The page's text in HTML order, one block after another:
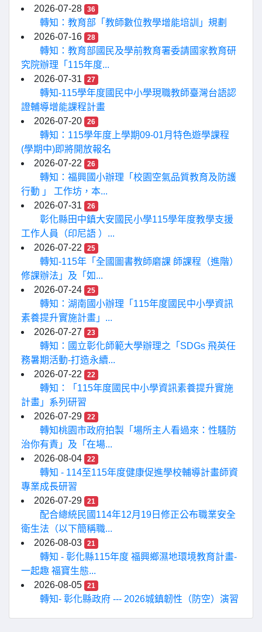
2026-07-28
36
轉知：教育部「教師數位教學增能培訓」規劃
2026-07-16
28
轉知：教育部國民及學前教育署委請國家教育研
究院辦理「115年度...
2026-07-31
27
轉知-115學年度國民中小學現職教師臺灣台語認
證輔導增能課程計畫
2026-07-20
26
轉知：115學年度上學期09-01月特色遊學課程
(學期中)即將開放報名
2026-07-22
26
轉知：福興國小辦理「校園空氣品質教育及防護
行動 」 工作坊，本...
2026-07-31
26
彰化縣田中鎮大安國民小學115學年度教學支援
工作人員（印尼語 ）...
2026-07-22
25
轉知-115年「全國圖書教師磨課 師課程（進階）
修課辦法」及「如...
2026-07-24
25
轉知：湖南國小辦理「115年度國民中小學資訊
素養提升實施計畫」...
2026-07-27
23
轉知：國立彰化師範大學辦理之「SDGs 飛英任
務暑期活動-打造永續...
2026-07-22
22
轉知：「115年度國民中小學資訊素養提升實施
計畫」系列研習
2026-07-29
22
轉知桃園市政府拍製「場所主人看過來：性騷防
治你有責」及「在場...
2026-08-04
22
轉知 - 114至115年度健康促進學校輔導計畫師資
專業成長研習
2026-07-29
21
配合總統民國114年12月19日修正公布職業安全
衛生法（以下簡稱職...
2026-08-03
21
轉知 - 彰化縣115年度 福興鄉濕地環境教育計畫-
一起趣 福寶生態...
2026-08-05
21
轉知- 彰化縣政府 --- 2026城鎮韌性（防空）演習